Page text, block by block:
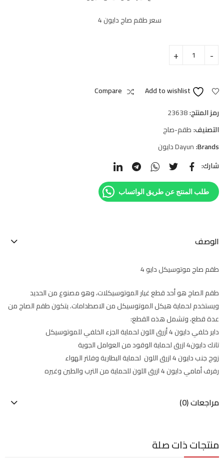
سعر طقم صاج دايون 4
Add to wishlist
Compare
رمز المنتج:23638
التصنيف:طقم-صاج
Brands: Dayun دايون
شارك:
طلب المنتج عن طريق الواتساب
الوصف
طقم صاج موتوسيكل دايو 4
طقم الصاج هو أحد قطع غيار الموتوسيكلات، وهو مصنوع من الحديد
ويستخدم لحماية هيكل الموتوسيكل من الاصطدامات. يتكون طقم الصاج من
عدة قطع، وتشمل هذه القطع:
داير خلفي دايون 4 أزرق اللون لحماية الجزء الخلفي للموتوسيكل
تانك دايون4 ازرق لحماية الوقود من العوامل الجوية
زوج جنب دايون 4 ازرق اللون لحماية البطارية وفلتر الهواء
رفرف أمامي دايون 4 ازرق اللون للحماية من الترب والطين وغيره
مراجعات (0)
منتجات ذات صلة